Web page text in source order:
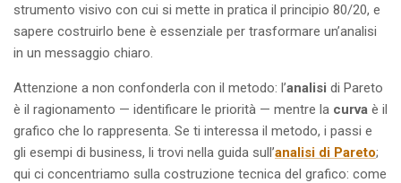
strumento visivo con cui si mette in pratica il principio 80/20, e
sapere costruirlo bene è essenziale per trasformare un’analisi
in un messaggio chiaro.
Attenzione a non confonderla con il metodo: l’analisi di Pareto
è il ragionamento — identificare le priorità — mentre la curva è il
grafico che lo rappresenta. Se ti interessa il metodo, i passi e
gli esempi di business, li trovi nella guida sull’analisi di Pareto;
qui ci concentriamo sulla costruzione tecnica del grafico: come